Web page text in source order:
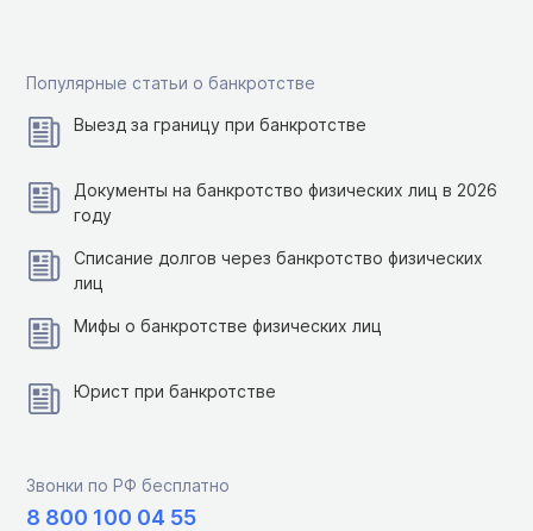
Популярные статьи о банкротстве
Выезд за границу при банкротстве
Документы на банкротство физических лиц в 2026
году
Списание долгов через банкротство физических
лиц
Мифы о банкротстве физических лиц
Юрист при банкротстве
Звонки по РФ бесплатно
8 800 100 04 55